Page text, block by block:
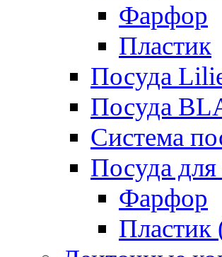
Фарфор
Пластик
Посуда
Посуда
Система
Посуда
Фарфор
Пластик